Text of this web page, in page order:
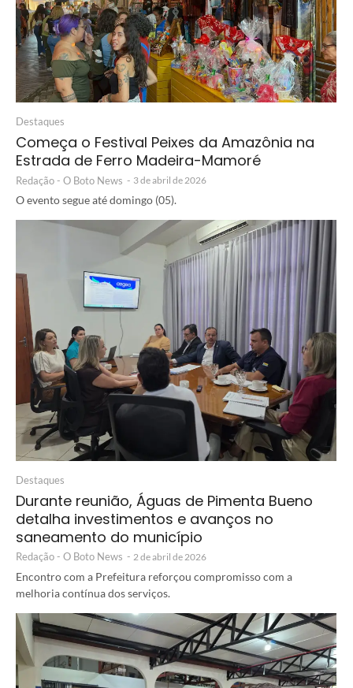
Destaques
Começa o Festival Peixes da Amazônia na
Estrada de Ferro Madeira-Mamoré
Redação - O Boto News - 3 de abril de 2026
O evento segue até domingo (05).
Destaques
Durante reunião, Águas de Pimenta Bueno
detalha investimentos e avanços no
saneamento do município
Redação - O Boto News - 2 de abril de 2026
Encontro com a Prefeitura reforçou compromisso com a
melhoria contínua dos serviços.